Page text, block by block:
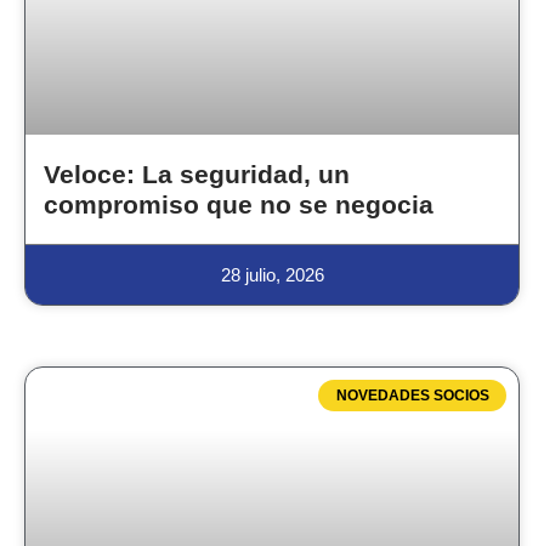
Veloce: La seguridad, un
compromiso que no se negocia
28 julio, 2026
NOVEDADES SOCIOS